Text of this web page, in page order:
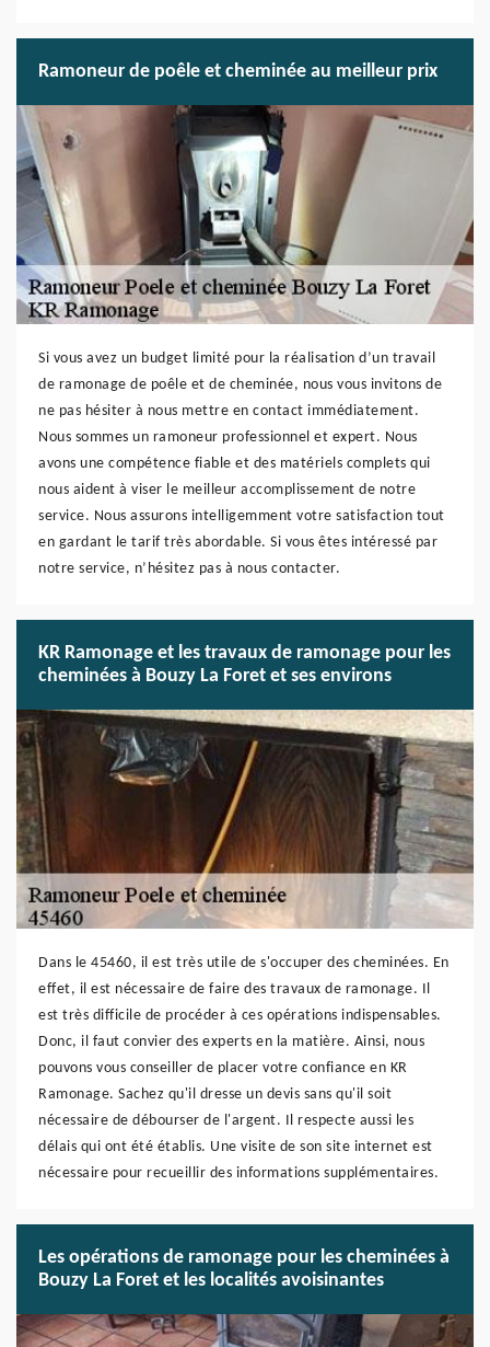
Ramoneur de poêle et cheminée au meilleur prix
Si vous avez un budget limité pour la réalisation d’un travail
de ramonage de poêle et de cheminée, nous vous invitons de
ne pas hésiter à nous mettre en contact immédiatement.
Nous sommes un ramoneur professionnel et expert. Nous
avons une compétence fiable et des matériels complets qui
nous aident à viser le meilleur accomplissement de notre
service. Nous assurons intelligemment votre satisfaction tout
en gardant le tarif très abordable. Si vous êtes intéressé par
notre service, n’hésitez pas à nous contacter.
KR Ramonage et les travaux de ramonage pour les
cheminées à Bouzy La Foret et ses environs
Dans le 45460, il est très utile de s'occuper des cheminées. En
effet, il est nécessaire de faire des travaux de ramonage. Il
est très difficile de procéder à ces opérations indispensables.
Donc, il faut convier des experts en la matière. Ainsi, nous
pouvons vous conseiller de placer votre confiance en KR
Ramonage. Sachez qu'il dresse un devis sans qu'il soit
nécessaire de débourser de l'argent. Il respecte aussi les
délais qui ont été établis. Une visite de son site internet est
nécessaire pour recueillir des informations supplémentaires.
Les opérations de ramonage pour les cheminées à
Bouzy La Foret et les localités avoisinantes